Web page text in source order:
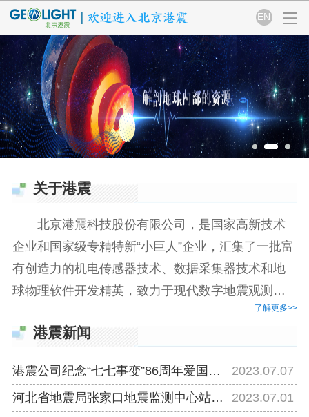
EN
关于港震
北京港震科技股份有限公司，是国家高新技术
企业和国家级专精特新“小巨人”企业，汇集了一批富
有创造力的机电传感器技术、数据采集器技术和地
球物理软件开发精英，致力于现代数字地震观测技
术系统和振动测量有关的技术系统的研发、生产、
销售、集成和推广，为各行业提供地震观测和振动
股份有限公司，其历史可以追溯至1993年成立的...
了解更多>>
港震新闻
港震公司纪念“七七事变”86周年爱国主义教育活动
2023.07.07
河北省地震局张家口地震监测中心站、防灾科技学院考察沽源九连城可控震源基地
2023.07.01